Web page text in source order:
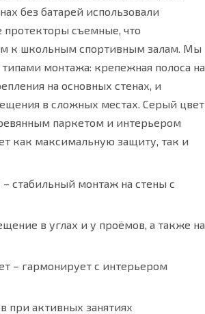
стене
без батарей использовали
протекторы съемные, что
к школьным спортивным залам. Мы
монтажа: крепежная полоса на
на основных стенах, и
в сложных местах. Серый цвет
паркетом и интерьером
как максимальную защиту, так и
стабильный монтаж на стены с
в углах и у проёмов, а также на
– гармонирует с интерьером
при активных занятиях